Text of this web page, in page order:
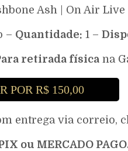
Ash | On Air Live
– Quantidade: 1 –
retirada físicana
POR R$ 150,00
entrega via correio,
ou MERCADO